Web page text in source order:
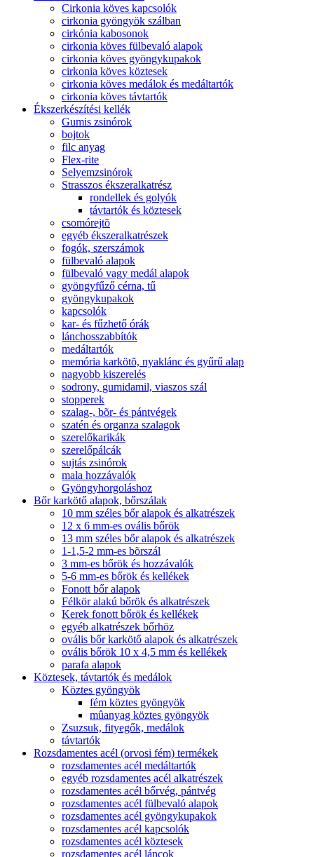
Cirkonia köves kapcsolók
cirkonia gyöngyök szálban
cirkónia kabosonok
cirkonia köves fülbevaló alapok
cirkonia köves gyöngykupakok
cirkonia köves köztesek
cirkonia köves medálok és medáltartók
cirkonia köves távtartók
Ékszerkészítési kellék
Gumis zsinórok
bojtok
filc anyag
Flex-rite
Selyemzsinórok
Strasszos ékszeralkatrész
rondellek és golyók
távtartók és köztesek
csomórejtõ
egyéb ékszeralkatrészek
fogók, szerszámok
fülbevaló alapok
fülbevaló vagy medál alapok
gyöngyfűző cérna, tű
gyöngykupakok
kapcsolók
kar- és fűzhető órák
lánchosszabbítók
medáltartók
memória karkötõ, nyaklánc és gyűrű alap
nagyobb kiszerelés
sodrony, gumidamil, viaszos szál
stopperek
szalag-, bõr- és pántvégek
szatén és organza szalagok
szerelőkarikák
szerelőpálcák
sujtás zsinórok
mala hozzávalók
Gyöngyhorgoláshoz
Bőr karkötő alapok, bőrszálak
10 mm széles bőr alapok és alkatrészek
12 x 6 mm-es ovális bőrök
13 mm széles bőr alapok és alkatrészek
1-1,5-2 mm-es bõrszál
3 mm-es bőrök és hozzávalók
5-6 mm-es bőrök és kellékek
Fonott bőr alapok
Félkör alakú bőrök és alkatrészek
Kerek fonott bőrök és kellékek
egyéb alkatrészek bőrhöz
ovális bőr karkötő alapok és alkatrészek
ovális bőrök 10 x 4,5 mm és kellékek
parafa alapok
Köztesek, távtartók és medálok
Köztes gyöngyök
fém köztes gyöngyök
mûanyag köztes gyöngyök
Zsuzsuk, fityegők, medálok
távtartók
Rozsdamentes acél (orvosi fém) termékek
rozsdamentes acél medáltartók
egyéb rozsdamentes acél alkatrészek
rozsdamentes acél bőrvég, pántvég
rozsdamentes acél fülbevaló alapok
rozsdamentes acél gyöngykupakok
rozsdamentes acél kapcsolók
rozsdamentes acél köztesek
rozsdamentes acél láncok